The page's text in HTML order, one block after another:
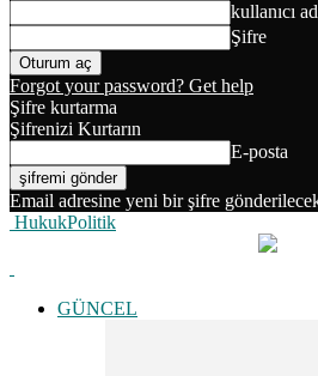
kullanıcı
Şifre
Forgot your password? Get help
Şifre kurtarma
Şifrenizi Kurtarın
E-posta
Email adresine yeni bir şifre
HukukPolitik
GÜNCEL